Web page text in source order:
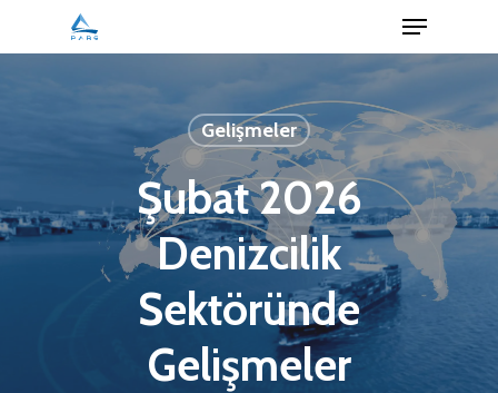
to
Menu
Gelişmeler
Şubat 2026
Denizcilik
Sektöründe
Gelişmeler
Menu